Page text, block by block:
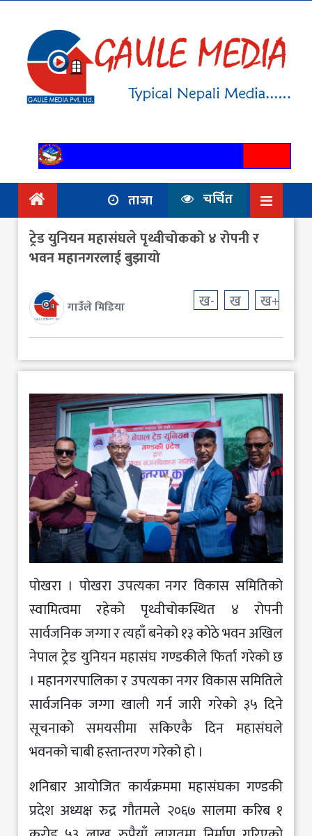
गृहपृष्ठ
समाचार
राजनिति
आर्थिक
अन्तर्वार्ता
/ विचार
प्रदेश
विश्व
ट्राभल
मनोरञ्जन
खेलकुद
अन्य
ताजा चर्चित
ट्रेड युनियन महासंघले पृथ्वीचोकको ४ रोपनी र
भवन महानगरलाई बुझायो
गाउँले मिडिया ख- ख ख+
पोखरा । पोखरा उपत्यका नगर विकास समितिको
स्वामित्वमा रहेको पृथ्वीचोकस्थित ४ रोपनी
सार्वजनिक जग्गा र त्यहाँ बनेको १३ कोठे भवन अखिल
नेपाल ट्रेड युनियन महासंघ गण्डकीले फिर्ता गरेको छ
। महानगरपालिका र उपत्यका नगर विकास समितिले
सार्वजनिक जग्गा खाली गर्न जारी गरेको ३५ दिने
सूचनाको समयसीमा सकिएकै दिन महासंघले
भवनको चाबी हस्तान्तरण गरेको हो ।
शनिबार आयोजित कार्यक्रममा महासंघका गण्डकी
प्रदेश अध्यक्ष रुद्र गौतमले २०६७ सालमा करिब १